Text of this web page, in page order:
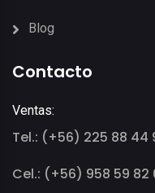
Blog
Contacto
Ventas:
Tel.: (+56) 225 88 44
Cel.: (+56) 958 59 82